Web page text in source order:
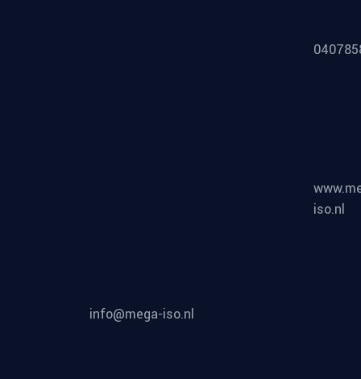
iso.nl
info@mega-iso.nl